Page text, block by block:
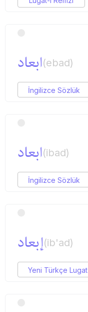
ابعاد(ebad)
İngilizce Sözlük
ابعاد(ibad)
İngilizce Sözlük
إبعاد(ib'ad)
Yeni Türkçe Lugat